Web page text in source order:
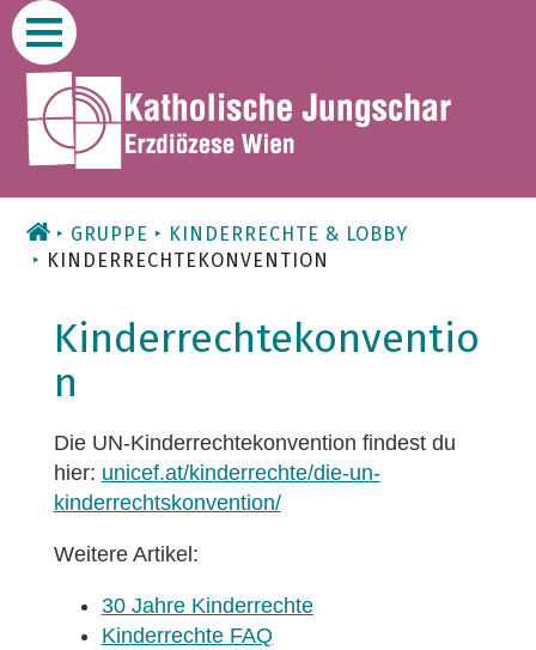
Zum
Inhalt
GRUPPE
KINDERRECHTE & LOBBY
KINDERRECHTEKONVENTION
Kinderrechtekonventio
n
Die UN-Kinderrechtekonvention findest du
hier: unicef.at/kinderrechte/die-un-
kinderrechtskonvention/
Weitere Artikel:
30 Jahre Kinderrechte
Kinderrechte FAQ